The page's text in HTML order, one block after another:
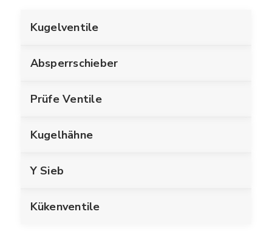
Kugelventile
Absperrschieber
Prüfe Ventile
Kugelhähne
Y Sieb
Kükenventile